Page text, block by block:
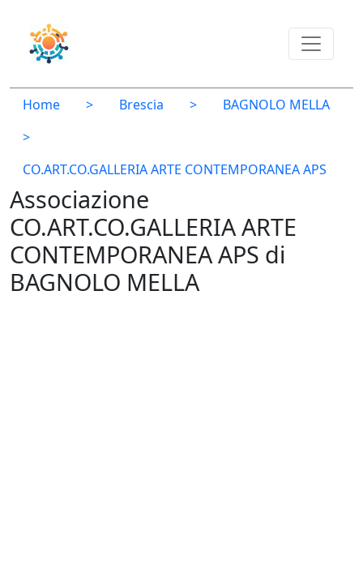
Home > Brescia >
BAGNOLO MELLA
>
CO.ART.CO.GALLERIA ARTE CONTEMPORANEA APS
Associazione
CO.ART.CO.GALLERIA ARTE
CONTEMPORANEA APS di
BAGNOLO MELLA